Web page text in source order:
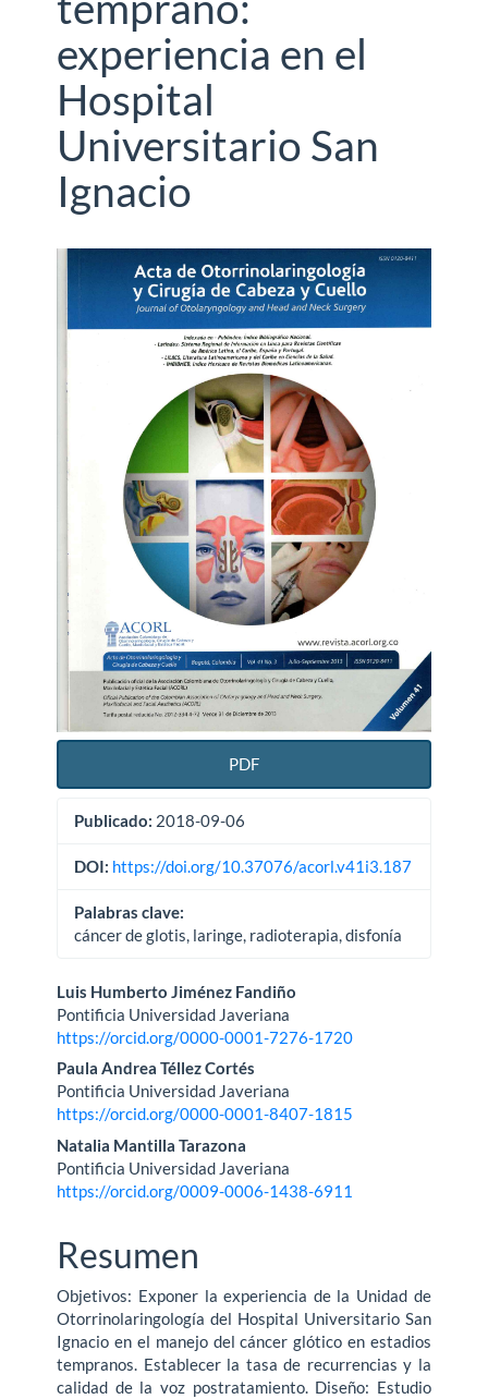
experiencia en el
Hospital
Universitario San
Ignacio
Barra
lateral
del
artículo
PDF
Publicado: 2018-09-06
DOI: https://doi.org/10.37076/acorl.v41i3.187
Palabras clave:
cáncer de glotis, laringe, radioterapia, disfonía
Contenido
principal
del
artículo
Luis Humberto Jiménez Fandiño
Pontificia Universidad Javeriana
https://orcid.org/0000-0001-7276-1720
Paula Andrea Téllez Cortés
Pontificia Universidad Javeriana
https://orcid.org/0000-0001-8407-1815
Natalia Mantilla Tarazona
Pontificia Universidad Javeriana
https://orcid.org/0009-0006-1438-6911
Resumen
Objetivos: Exponer la experiencia de la Unidad de
Otorrinolaringología del Hospital Universitario San
Ignacio en el manejo del cáncer glótico en estadios
tempranos. Establecer la tasa de recurrencias y la
calidad de la voz postratamiento. Diseño: Estudio